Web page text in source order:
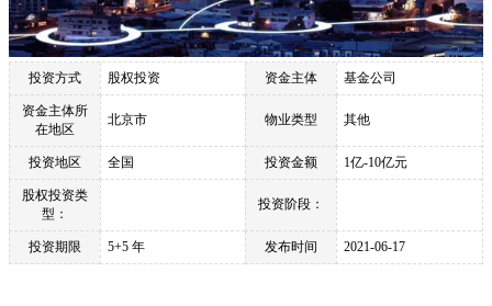
投资方式 股权投资 资金主体 基金公司
资金主体所
在地区
北京市 物业类型 其他
投资地区 全国 投资金额 1亿-10亿元
股权投资类
型：
投资阶段：
投资期限 5+5 年 发布时间 2021-06-17